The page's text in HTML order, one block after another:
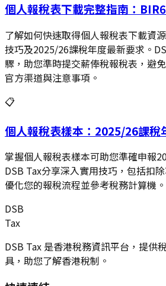
個人報稅表下載完整指南：
了解如何快速取得個人報稅表下載資
技巧及2025/26課稅年度最新要求。
驟，助您準時提交薪俸稅報稅表，避
官方渠道與注意事項。
📋
個人報稅表樣本：2025/26課稅
掌握個人報稅表樣本可助您準確申報
DSB Tax分享深入實用技巧，包括扣
優化您的報稅流程並參考稅務計算機。
DSB
Tax
DSB Tax 是香港稅務資訊平台，提供
具，助您了解香港稅制。